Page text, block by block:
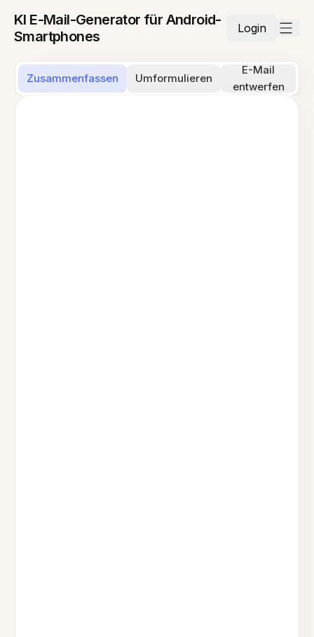
KI E-Mail-Generator für Android-
Smartphones
Login
Zusammenfassen Umformulieren
E-Mail
entwerfen